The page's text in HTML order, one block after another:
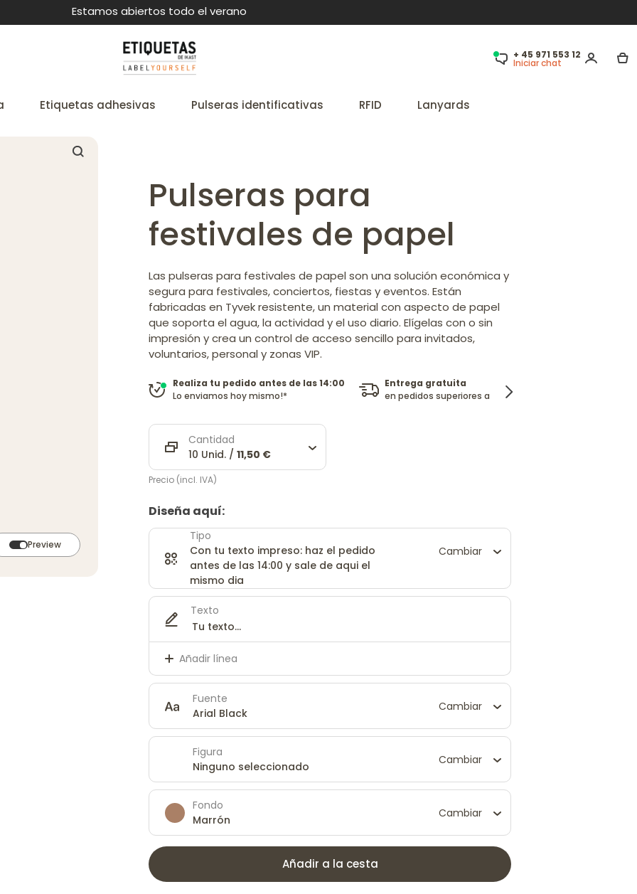
Estamos abiertos todo el verano
+ 45 971 553 12
Iniciar chat
Etiquetas adhesivas Pulseras identificativas RFID Lanyards
Preview
Pulseras para
festivales de papel
Las pulseras para festivales de papel son una solución económica y
segura para festivales, conciertos, fiestas y eventos. Están
fabricadas en Tyvek resistente, un material con aspecto de papel
que soporta el agua, la actividad y el uso diario. Elígelas con o sin
impresión y crea un control de acceso sencillo para invitados,
voluntarios, personal y zonas VIP.
Realiza tu pedido antes de las 14:00
Lo enviamos hoy mismo!*
Entrega gratuita
en pedidos superiores a 29 €
Cantidad
10 Unid. / 11,50 €
Precio (incl. IVA)
Diseña aquí:
Tipo
Con tu texto impreso: haz el pedido
antes de las 14:00 y sale de aqui el
mismo dia
Cambiar
Texto
Añadir línea
Fuente
Arial Black
Cambiar
Figura
Ninguno seleccionado
Cambiar
Fondo
Marrón
Cambiar
Añadir a la cesta